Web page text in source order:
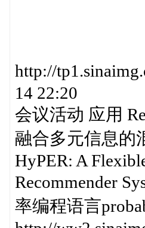
http://
14 22:20
会议活动 应用
融合多元信息的
HyPER: A
Recommender
率编程语言